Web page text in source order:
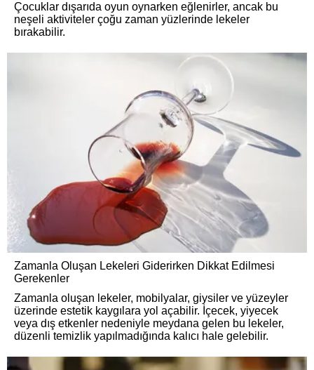
Çocuklar dışarıda oyun oynarken eğlenirler, ancak bu
neşeli aktiviteler çoğu zaman yüzlerinde lekeler
bırakabilir.
Zamanla Oluşan Lekeleri Giderirken Dikkat Edilmesi
Gerekenler
Zamanla oluşan lekeler, mobilyalar, giysiler ve yüzeyler
üzerinde estetik kaygılara yol açabilir. İçecek, yiyecek
veya dış etkenler nedeniyle meydana gelen bu lekeler,
düzenli temizlik yapılmadığında kalıcı hale gelebilir.